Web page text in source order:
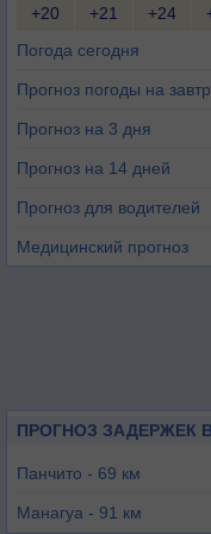
+20 +21 +24
Погода сегодня
Прогноз погоды на
Прогноз на 3 дня
Прогноз на 14 дней
Прогноз для водителей
Медицинский прогноз
ПРОГНОЗ ЗАДЕРЖЕК
Панчито - 69 км
Манагуа - 91 км